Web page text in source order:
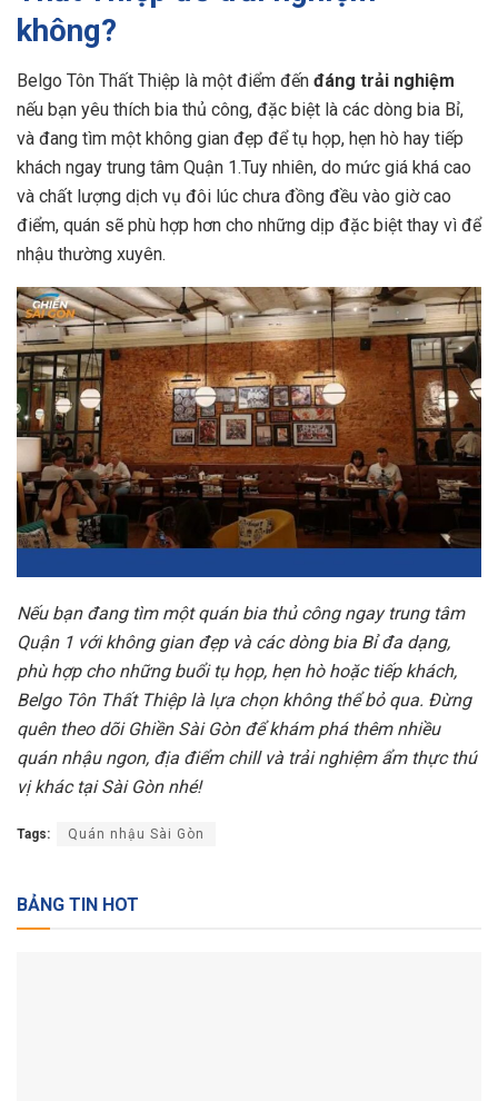
không?
Belgo Tôn Thất Thiệp là một điểm đến đáng trải nghiệm
nếu bạn yêu thích bia thủ công, đặc biệt là các dòng bia Bỉ,
và đang tìm một không gian đẹp để tụ họp, hẹn hò hay tiếp
khách ngay trung tâm Quận 1.Tuy nhiên, do mức giá khá cao
và chất lượng dịch vụ đôi lúc chưa đồng đều vào giờ cao
điểm, quán sẽ phù hợp hơn cho những dịp đặc biệt thay vì để
nhậu thường xuyên.
Nếu bạn đang tìm một quán bia thủ công ngay trung tâm
Quận 1 với không gian đẹp và các dòng bia Bỉ đa dạng,
phù hợp cho những buổi tụ họp, hẹn hò hoặc tiếp khách,
Belgo Tôn Thất Thiệp là lựa chọn không thể bỏ qua. Đừng
quên theo dõi Ghiền Sài Gòn để khám phá thêm nhiều
quán nhậu ngon, địa điểm chill và trải nghiệm ẩm thực thú
vị khác tại Sài Gòn nhé!
Tags: Quán nhậu Sài Gòn
BẢNG TIN HOT